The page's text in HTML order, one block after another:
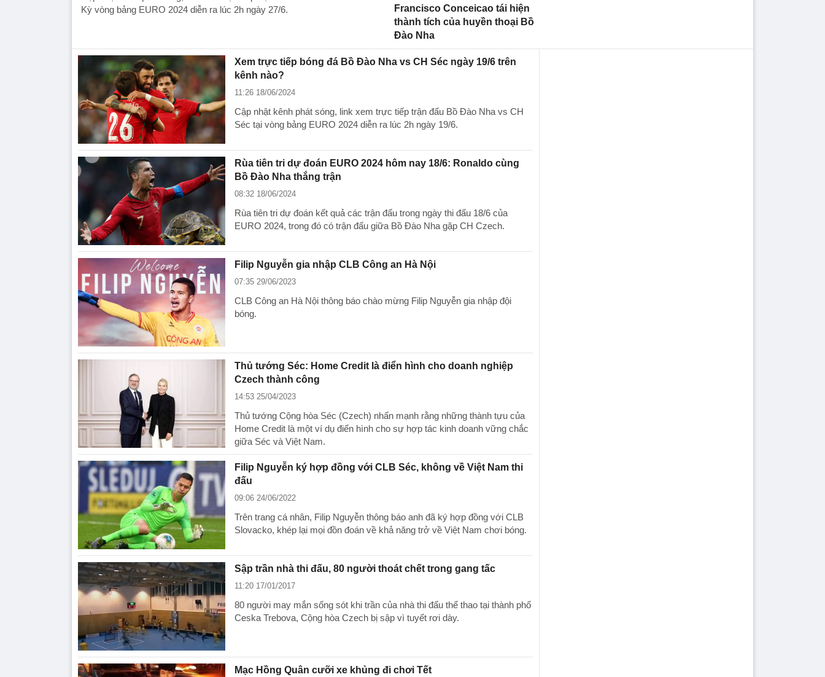
Kỳ vòng bảng EURO 2024 diễn ra lúc 2h ngày 27/6.
Francisco Conceicao tái hiện
thành tích của huyền thoại Bồ
Đào Nha
Xem trực tiếp bóng đá Bồ Đào Nha vs CH Séc ngày 19/6 trên
kênh nào?
11:26 18/06/2024
Cập nhật kênh phát sóng, link xem trực tiếp trận đấu Bồ Đào Nha vs CH
Séc tại vòng bảng EURO 2024 diễn ra lúc 2h ngày 19/6.
Rùa tiên tri dự đoán EURO 2024 hôm nay 18/6: Ronaldo cùng
Bồ Đào Nha thắng trận
08:32 18/06/2024
Rùa tiên tri dự đoán kết quả các trận đấu trong ngày thi đấu 18/6 của
EURO 2024, trong đó có trận đấu giữa Bồ Đào Nha gặp CH Czech.
Filip Nguyễn gia nhập CLB Công an Hà Nội
07:35 29/06/2023
CLB Công an Hà Nội thông báo chào mừng Filip Nguyễn gia nhập đội
bóng.
Thủ tướng Séc: Home Credit là điển hình cho doanh nghiệp
Czech thành công
14:53 25/04/2023
Thủ tướng Cộng hòa Séc (Czech) nhấn mạnh rằng những thành tựu của
Home Credit là một ví dụ điển hình cho sự hợp tác kinh doanh vững chắc
giữa Séc và Việt Nam.
Filip Nguyễn ký hợp đồng với CLB Séc, không về Việt Nam thi
đấu
09:06 24/06/2022
Trên trang cá nhân, Filip Nguyễn thông báo anh đã ký hợp đồng với CLB
Slovacko, khép lại mọi đồn đoán về khả năng trở về Việt Nam chơi bóng.
Sập trần nhà thi đấu, 80 người thoát chết trong gang tấc
11:20 17/01/2017
80 người may mắn sống sót khi trần của nhà thi đấu thể thao tại thành phố
Ceska Trebova, Cộng hòa Czech bị sập vì tuyết rơi dày.
Mạc Hồng Quân cưỡi xe khủng đi chơi Tết